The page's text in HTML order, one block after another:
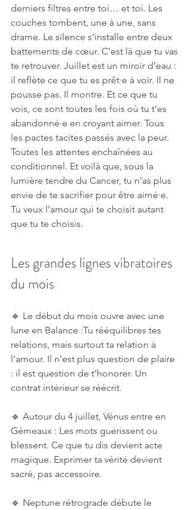
derniers filtres entre toi… et toi. Les
couches tombent, une à une, sans
drame. Le silence s’installe entre deux
battements de cœur. C’est là que tu vas
te retrouver. Juillet est un miroir d’eau :
il reflète ce que tu es prêt·e à voir. Il ne
pousse pas. Il montre. Et ce que tu
vois, ce sont toutes les fois où tu t’es
abandonné·e en croyant aimer. Tous
les pactes tacites passés avec la peur.
Toutes les attentes enchaînées au
conditionnel. Et voilà que, sous la
lumière tendre du Cancer, tu n’as plus
envie de te sacrifier pour être aimé·e.
Tu veux l’amour qui te choisit autant
que tu te choisis.
Les grandes lignes vibratoires
du mois
🔹 Le début du mois ouvre avec une
lune en Balance :Tu rééquilibres tes
relations, mais surtout ta relation à
l’amour. Il n’est plus question de plaire
: il est question de t’honorer. Un
contrat intérieur se réécrit.
🔹 Autour du 4 juillet, Vénus entre en
Gémeaux : Les mots guérissent ou
blessent. Ce que tu dis devient acte
magique. Exprimer ta vérité devient
sacré, pas accessoire.
🔹 Neptune rétrograde débute le